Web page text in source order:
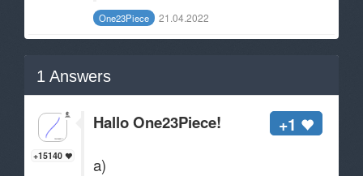
One23Piece 21.04.2022
1 Answers
+15140
+1
Hallo One23Piece!
a)